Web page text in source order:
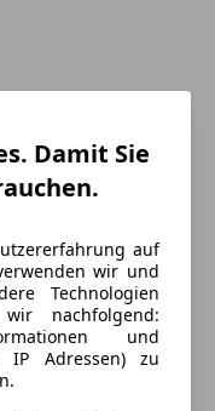
Damit Sie
auf
wir und
Technologien
nachfolgend:
und
IP Adressen) zu